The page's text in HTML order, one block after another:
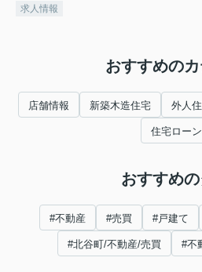
求人情報
おすすめのカ
店舗情報 新築木造住宅 外人
住宅ローン
おすすめ
#不動産 #売買 #戸建て
#北谷町/不動産/売買 #不